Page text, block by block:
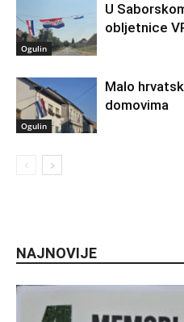
Ogulin
U
obljetnice
Ogulin
Malo
domovima
NAJNOVIJE